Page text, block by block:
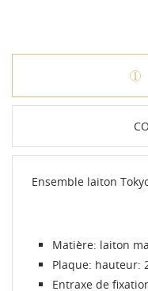
Ensemble laiton
Matière: laiton
Plaque: hauteur:
Entraxe de
Annuler